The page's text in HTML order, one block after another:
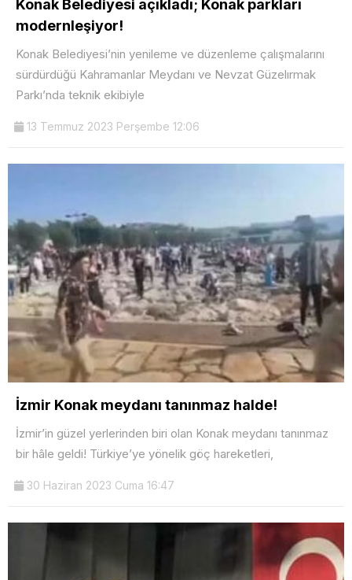
Konak Belediyesi açıkladı; Konak parkları
modernleşiyor!
Konak Belediyesi’nin yenileme ve düzenleme çalışmalarını
sürdürdüğü Kahramanlar Meydanı ve Nevzat Güzelırmak
Parkı’nda teknik ekibiyle
13 Temmuz 2023 Perşembe 12:06
İzmir Konak meydanı tanınmaz halde!
İzmir’in güzel yerlerinden biri olan Konak meydanı tanınmaz
bir hâle geldi! Türkiye’ye yönelik göç hareketleri,
30 Haziran 2023 Cuma 16:47